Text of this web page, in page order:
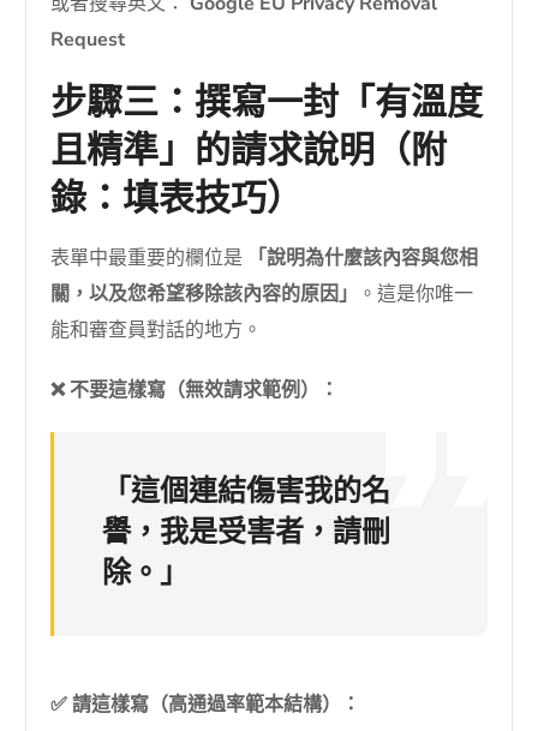
Request
步驟三：撰寫一封「有溫度
且精準」的請求說明（附
錄：填表技巧）
表單中最重要的欄位是
「說明為什麼該內容與您相
關，以及您希望移除該內容的原因」
。這是你唯一
能和審查員對話的地方。
❌ 不要這樣寫（無效請求範例）：
「這個連結傷害我的名
譽，我是受害者，請刪
除。」
✅ 請這樣寫（高通過率範本結構）：